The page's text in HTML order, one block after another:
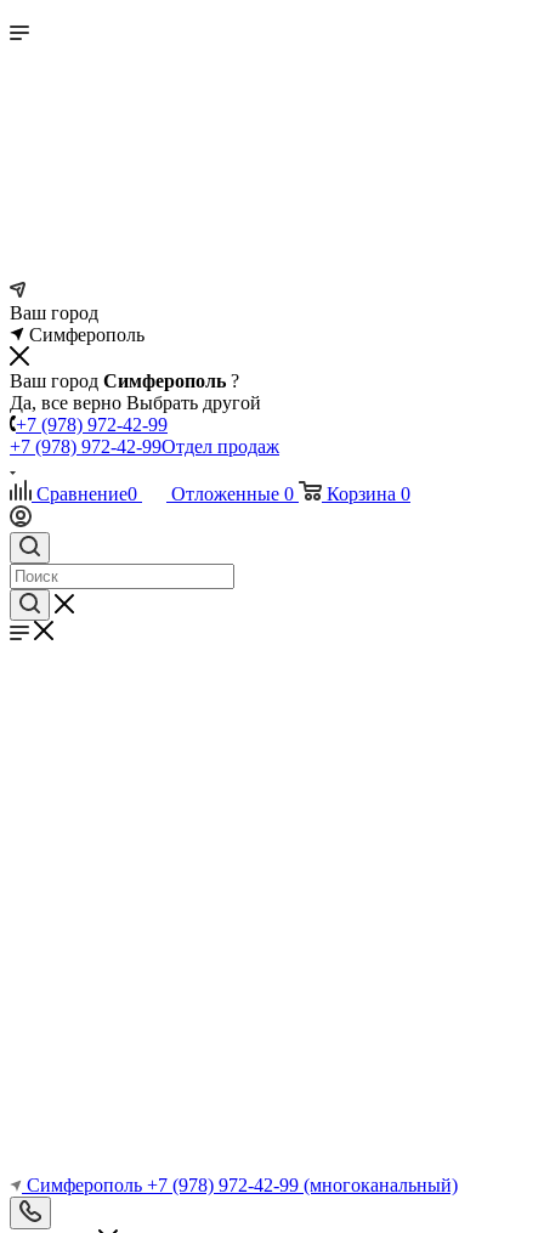
Ваш город
Симферополь
Ваш город Симферополь ?
Да, все верно Выбрать другой
+7 (978) 972-42-99
+7 (978) 972-42-99Отдел продаж
Сравнение0 Отложенные 0 Корзина 0
Симферополь +7 (978) 972-42-99 (многоканальный)